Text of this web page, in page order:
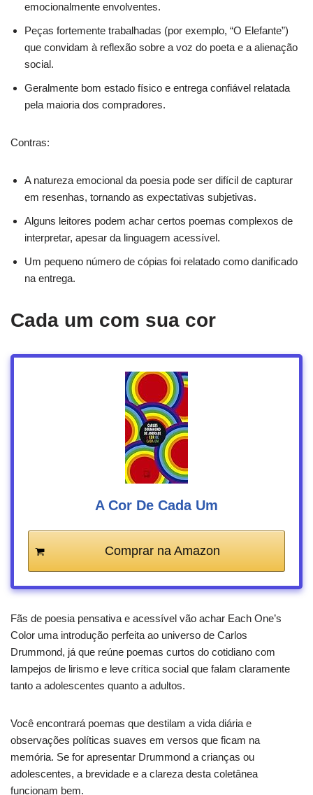
emocionalmente envolventes.
Peças fortemente trabalhadas (por exemplo, “O Elefante”)
que convidam à reflexão sobre a voz do poeta e a alienação
social.
Geralmente bom estado físico e entrega confiável relatada
pela maioria dos compradores.
Contras:
A natureza emocional da poesia pode ser difícil de capturar
em resenhas, tornando as expectativas subjetivas.
Alguns leitores podem achar certos poemas complexos de
interpretar, apesar da linguagem acessível.
Um pequeno número de cópias foi relatado como danificado
na entrega.
Cada um com sua cor
A Cor De Cada Um
Comprar na Amazon
Fãs de poesia pensativa e acessível vão achar Each One’s
Color uma introdução perfeita ao universo de Carlos
Drummond, já que reúne poemas curtos do cotidiano com
lampejos de lirismo e leve crítica social que falam claramente
tanto a adolescentes quanto a adultos.
Você encontrará poemas que destilam a vida diária e
observações políticas suaves em versos que ficam na
memória. Se for apresentar Drummond a crianças ou
adolescentes, a brevidade e a clareza desta coletânea
funcionam bem.